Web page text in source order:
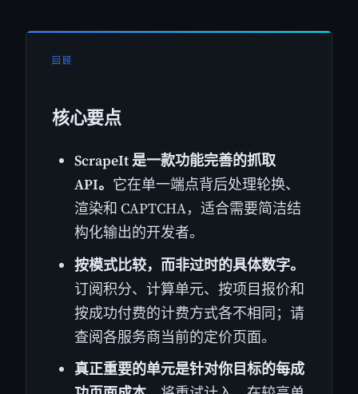
回顾
核心要点
ScrapeIt 是一款功能完善的抓取
API。 它在单一端点背后处理轮换、
渲染和 CAPTCHA，适合需要简洁结
构化输出的开发者。
按模式比较，而非过时的具体数字。
订阅积分、计算单元、按项目报价和
按成功付费的计费方式各不相同；请
查阅各服务商当前的定价页面。
真正重要的单元是针对你目标的每成